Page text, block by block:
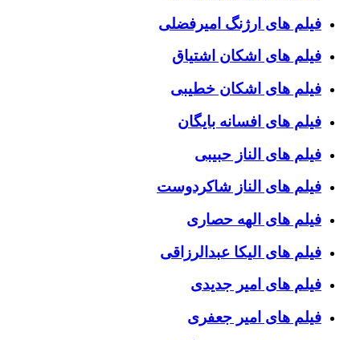
فیلم های ارژنگ امیرفضلی
فیلم های اشکان اشتیاق
فیلم های اشکان خطیبی
فیلم های افسانه بایگان
فیلم های الناز حبیبی
فیلم های الناز شاکردوست
فیلم های الهه حصاری
فیلم های الیکا عبدالرزاقی
فیلم های امیر جدیدی
فیلم های امیر جعفری